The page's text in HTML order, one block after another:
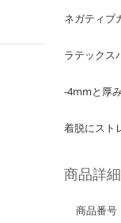
ネガティブ
ラテックス
-4mmと厚
着脱にスト
商品詳細
商品番号